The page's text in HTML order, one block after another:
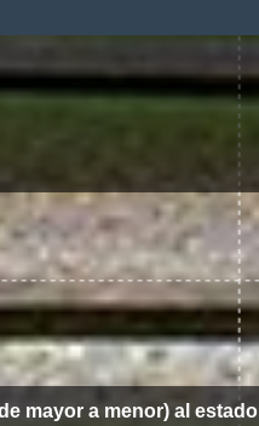
mayor a menor) al estado